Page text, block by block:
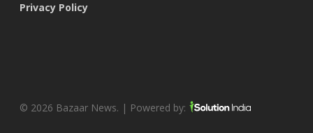
Privacy Policy
© 2026 Bazaar News. | Powered by: